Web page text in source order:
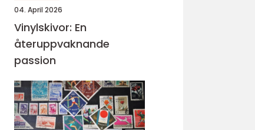
04. April 2026
Vinylskivor: En
återuppvaknande
passion